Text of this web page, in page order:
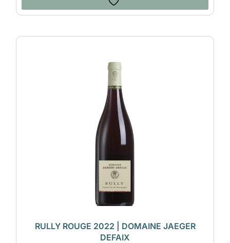
RULLY ROUGE 2022 | DOMAINE JAEGER
DEFAIX